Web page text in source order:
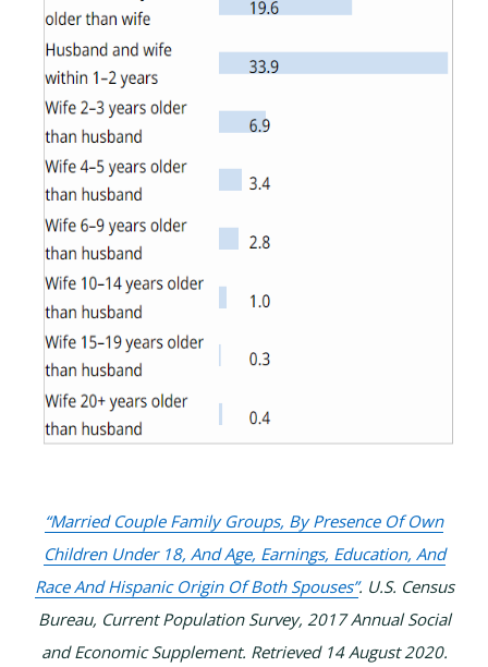
“Married Couple Family Groups, By Presence Of Own
Children Under 18, And Age, Earnings, Education, And
Race And Hispanic Origin Of Both Spouses”. U.S. Census
Bureau, Current Population Survey, 2017 Annual Social
and Economic Supplement. Retrieved 14 August 2020.